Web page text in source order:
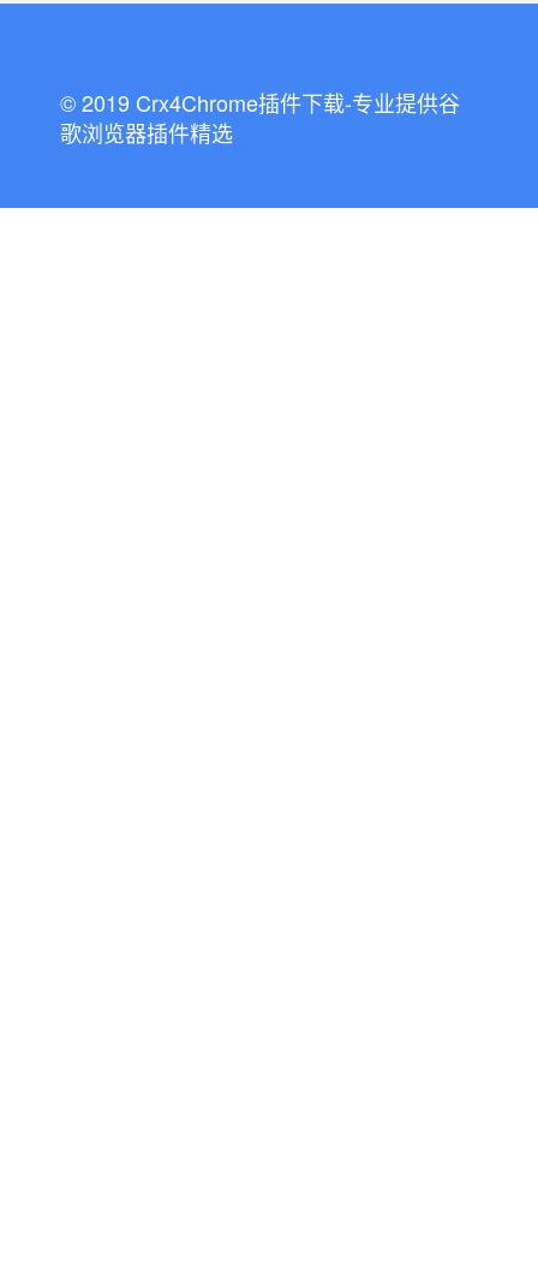
© 2019 Crx4Chrome插件下载-专业提供谷
歌浏览器插件精选